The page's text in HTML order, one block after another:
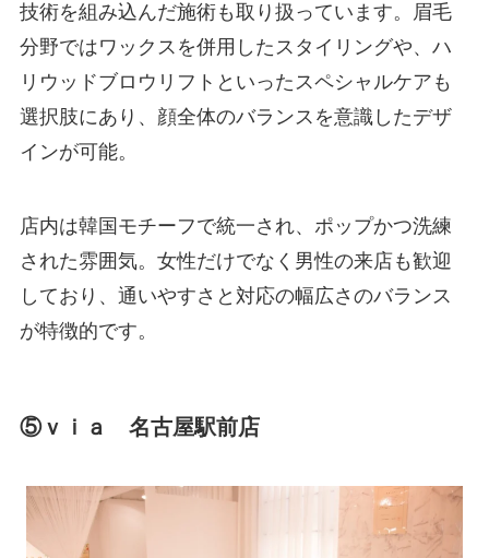
技術を組み込んだ施術も取り扱っています。眉毛
分野ではワックスを併用したスタイリングや、ハ
リウッドブロウリフトといったスペシャルケアも
選択肢にあり、顔全体のバランスを意識したデザ
インが可能。
店内は韓国モチーフで統一され、ポップかつ洗練
された雰囲気。女性だけでなく男性の来店も歓迎
しており、通いやすさと対応の幅広さのバランス
が特徴的です。
⑤ｖｉａ 名古屋駅前店